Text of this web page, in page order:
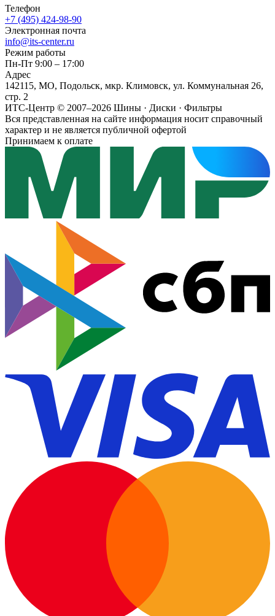
Телефон
+7 (495) 424-98-90
Электронная почта
info@its-center.ru
Режим работы
Пн-Пт 9:00 – 17:00
Адрес
142115, МО, Подольск, мкр. Климовск, ул. Коммунальная 26,
стр. 2
ИТС-Центр © 2007–2026 Шины · Диски · Фильтры
Вся представленная на сайте информация носит справочный
характер и не является публичной офертой
Принимаем к оплате